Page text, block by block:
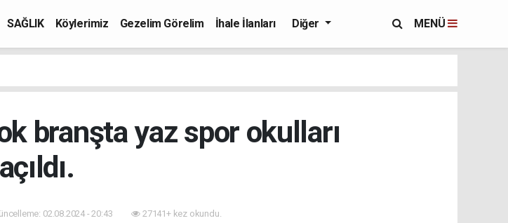
SAĞLIK Köylerimiz Gezelim Görelim
İhale İlanları
Diğer MENÜ
branşta yaz spor okulları
açıldı.
02.08.2024 - 20:43 27141+ kez okundu.